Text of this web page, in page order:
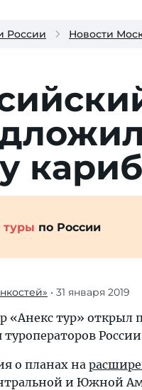
России Новости
туры по России
• 31 января 2019
«Анекс тур»
о планах на
и Южной